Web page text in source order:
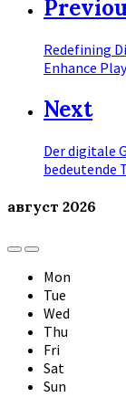
Redefining
Enhance
Next
Der digitale
bedeutende
август 2026
Previous
Month
Next
Month
Mon
Tue
Wed
Thu
Fri
Sat
Sun